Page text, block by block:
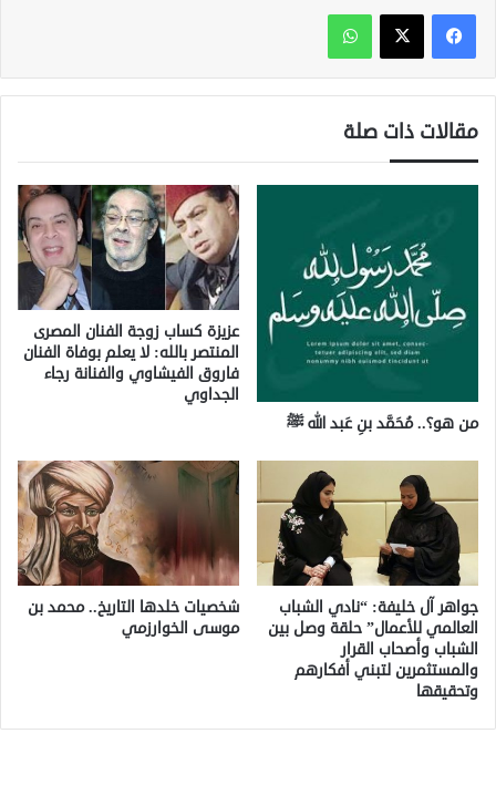
واتساب
مقالات ذات صلة
من هو؟.. مُحَمَّد بنِ عَبد الله ﷺ
عزيزة كساب زوجة الفنان المصرى
المنتصر بالله: لا يعلم بوفاة الفنان
فاروق الفيشاوي والفنانة رجاء
الجداوي
جواهر آل خليفة: “نادي الشباب
العالمي للأعمال” حلقة وصل بين
الشباب وأصحاب القرار
والمستثمرين لتبني أفكارهم
وتحقيقها
شخصيات خلدها التاريخ.. محمد بن
موسى الخوارزمي